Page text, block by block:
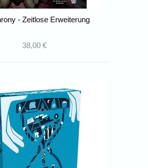
- Zeitlose Erweiterung
38,00 €